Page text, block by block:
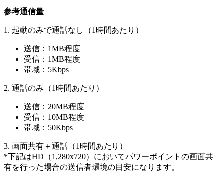
参考通信量
1. 起動のみで通話なし（1時間あたり）
送信：1MB程度
受信：1MB程度
帯域：5Kbps
2. 通話のみ（1時間あたり）
送信：20MB程度
受信：10MB程度
帯域：50Kbps
3. 画面共有＋通話（1時間あたり）
*下記はHD（1,280x720）においてパワーポイントの画面共
有を行った場合の送信者環境の目安になります。